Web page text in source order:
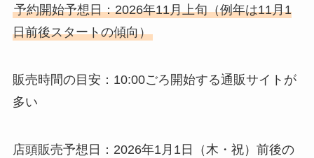
予約開始予想日：2026年11月上旬（例年は11月1
日前後スタートの傾向）
販売時間の目安：10:00ごろ開始する通販サイトが
多い
店頭販売予想日：2026年1月1日（木・祝）前後の